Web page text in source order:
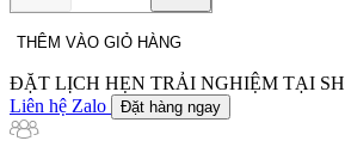
C7SN
số
lượng
THÊM VÀO GIỎ HÀNG
ĐẶT LỊCH HẸN TRẢI NGHIỆM TẠI
Liên hệ Zalo
Đặt hàng ngay